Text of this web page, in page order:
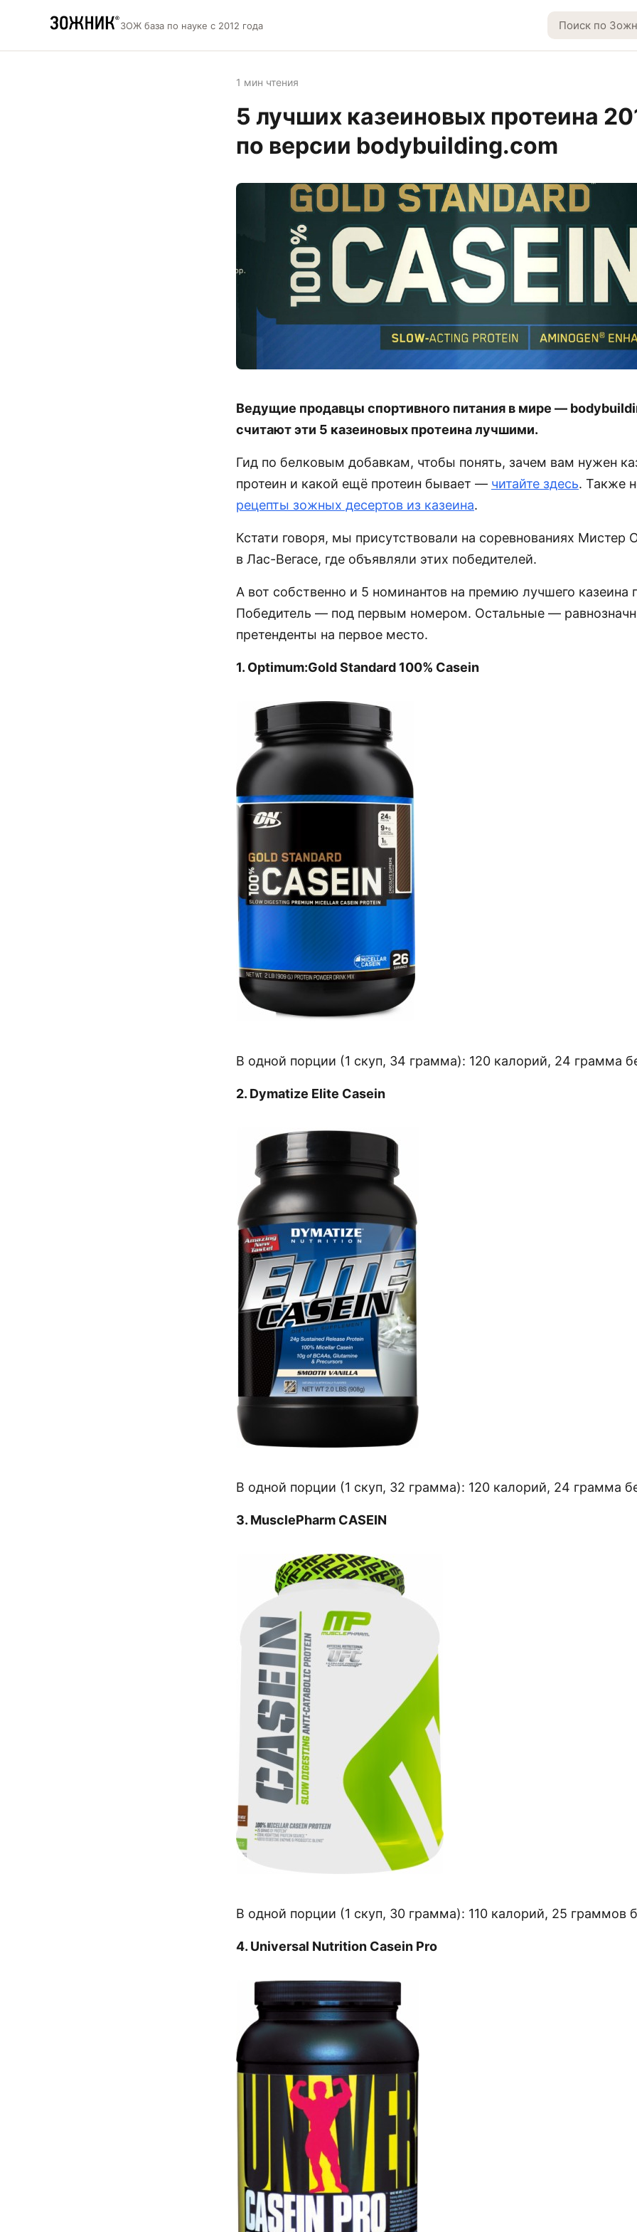
ЗОЖ база по науке с 2012 года
1 мин чтения
5 лучших казеиновых протеина
по версии bodybuilding.com
Ведущие продавцы спортивного питания в мире —
считают эти 5 казеиновых протеина лучшими.
Гид по белковым добавкам, чтобы понять, зачем вам нужен
протеин и какой ещё протеин бывает — читайте здесь. Также
рецепты зожных десертов из казеина.
Кстати говоря, мы присутствовали на соревнованиях Мистер
в Лас-Вегасе, где объявляли этих победителей.
А вот собственно и 5 номинантов на премию лучшего казеина
Победитель — под первым номером. Остальные —
претенденты на первое место.
1. Optimum:Gold Standard 100% Casein
В одной порции (1 скуп, 34 грамма): 120 калорий, 24 грамма
2. Dymatize Elite Casein
В одной порции (1 скуп, 32 грамма): 120 калорий, 24 грамма
3. MusclePharm CASEIN
В одной порции (1 скуп, 30 грамма): 110 калорий, 25 граммов
4. Universal Nutrition Casein Pro